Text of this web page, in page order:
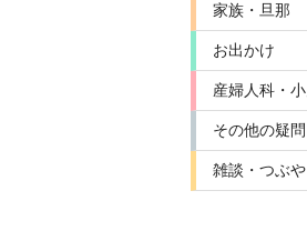
家族・旦那
お出かけ
産婦人科・
その他の疑問
雑談・つぶや